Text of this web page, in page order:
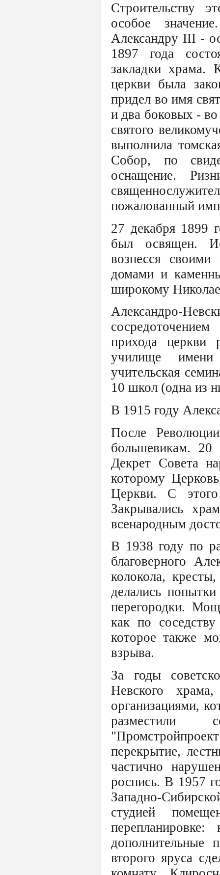
Строительству
особое
Александру III -
1897 года
закладки храма.
церкви была
придел во имя
и два боковых -
святого
выполнила
Собор, по
оснащение.
пожалованный
27 декабря 1899
был освящен.
вознесся
домами и
широкому
Александро-
прихода церкви
училище
учительская
10 школ (одна из
В 1915 году
После
большевикам. 20
Декрет Совета
которому
Церкви. С
Закрывались
всенародным
В 1938 году по
благоверного
колокола,
делались
перегородки.
как по
которое также
взрыва.
За годы
Невского
организациями,
разместили
перекрытие,
частично
роспись. В 1957
Западно-
студией
дополнительные
второго яруса